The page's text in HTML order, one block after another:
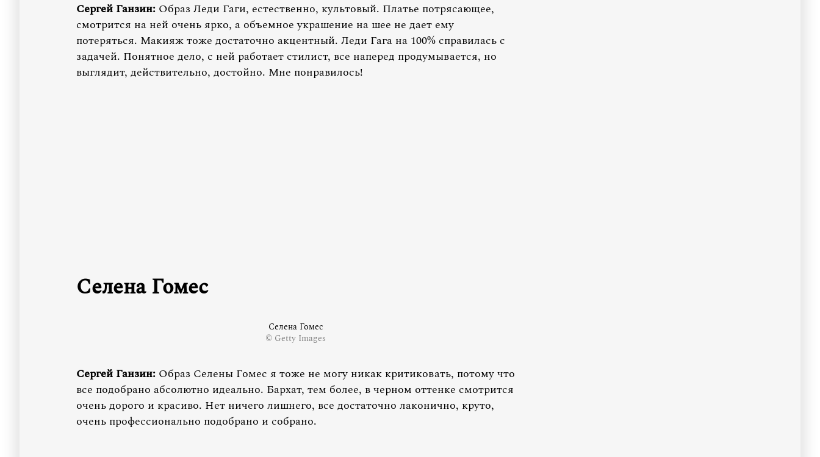
Сергей Ганзин:Образ Леди Гаги, естественно, культовый. Платье потрясающее,
смотрится на ней очень ярко, а объемное украшение на шее не дает ему
потеряться. Макияж тоже достаточно акцентный. Леди Гага на 100% справилась с
задачей. Понятное дело, с ней работает стилист, все наперед продумывается, но
выглядит, действительно, достойно. Мне понравилось!
Селена Гомес
Селена Гомес
© Getty Images
Сергей Ганзин:Образ Селены Гомес я тоже не могу никак критиковать, потому что
все подобрано абсолютно идеально. Бархат, тем более, в черном оттенке смотрится
очень дорого и красиво. Нет ничего лишнего, все достаточно лаконично, круто,
очень профессионально подобрано и собрано.